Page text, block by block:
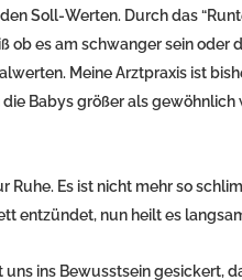
Soll-Werten. Durch das
ob es am schwanger sein
Meine Arztpraxis ist
Babys größer als
Es ist nicht mehr so
entzündet, nun heilt es
uns ins Bewusstsein gesickert,